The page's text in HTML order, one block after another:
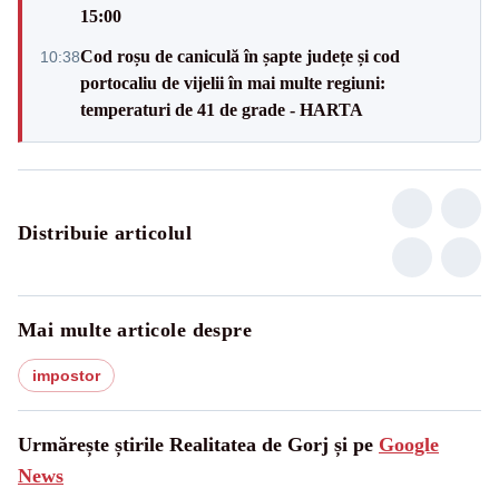
15:00
10:38Cod roșu de caniculă în șapte județe și cod
portocaliu de vijelii în mai multe regiuni:
temperaturi de 41 de grade - HARTA
Distribuie articolul
Mai multe articole despre
impostor
Urmărește știrile Realitatea de Gorj și pe Google
News